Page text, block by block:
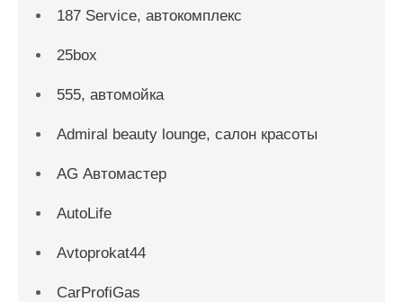
187 Service, автокомплекс
25box
555, автомойка
Admiral beauty lounge, салон красоты
AG Автомастер
AutoLife
Avtoprokat44
CarProfiGas